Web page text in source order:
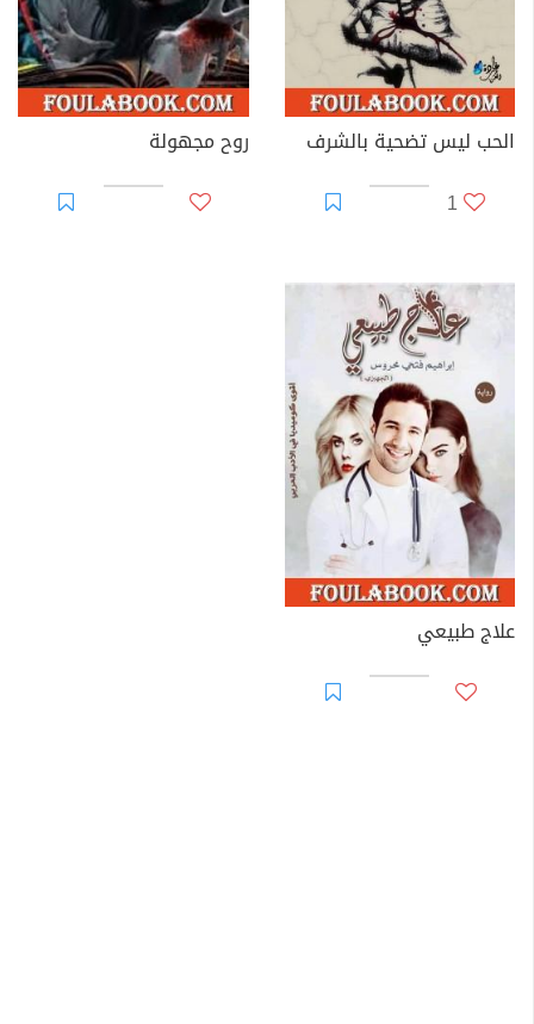
الحب ليس تضحية بالشرف
1
روح مجهولة
علاج طبيعي